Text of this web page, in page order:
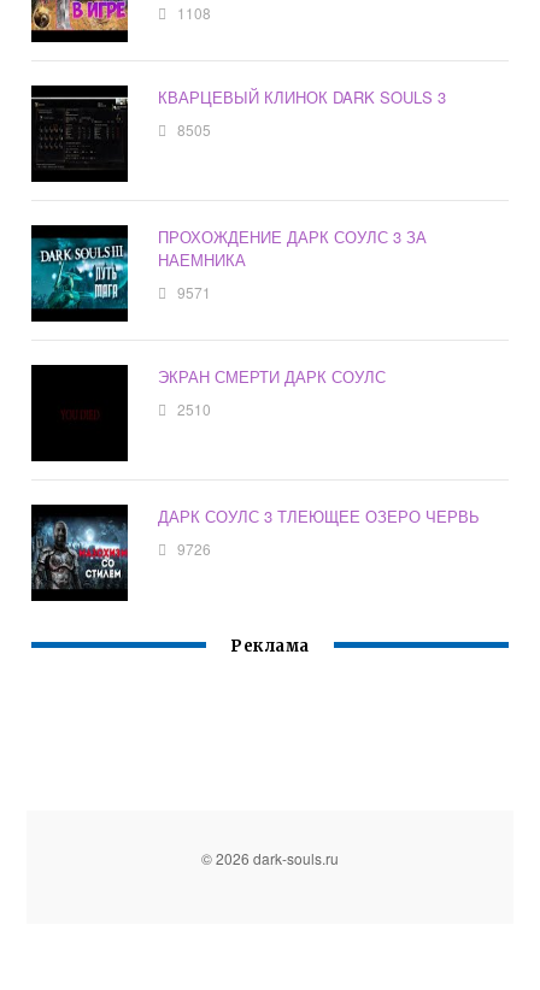
1108
КВАРЦЕВЫЙ КЛИНОК DARK SOULS 3
8505
ПРОХОЖДЕНИЕ ДАРК СОУЛС 3 ЗА
НАЕМНИКА
9571
ЭКРАН СМЕРТИ ДАРК СОУЛС
2510
ДАРК СОУЛС 3 ТЛЕЮЩЕЕ ОЗЕРО ЧЕРВЬ
9726
Реклама
© 2026 dark-souls.ru